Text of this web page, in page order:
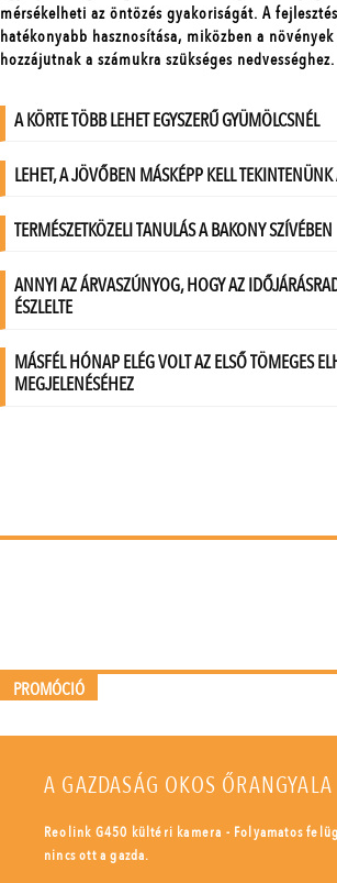
PROMÓCIÓ
A GAZDASÁG OKOS ŐRANGYALA
Reolink G450 kültéri kamera - Folyamatos
nincs ott a gazda.